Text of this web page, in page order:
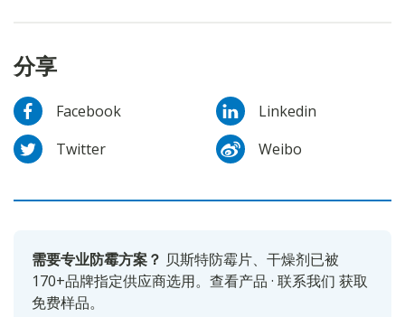
分享
Facebook
Linkedin
Twitter
Weibo
需要专业防霉方案？ 贝斯特防霉片、干燥剂已被
170+品牌指定供应商选用。 查看产品 · 联系我们 获取
免费样品。